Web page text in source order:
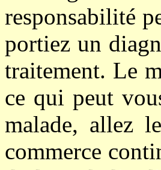
responsabilité
portiez un
traitement. Le
ce qui peut
malade, allez
commerce